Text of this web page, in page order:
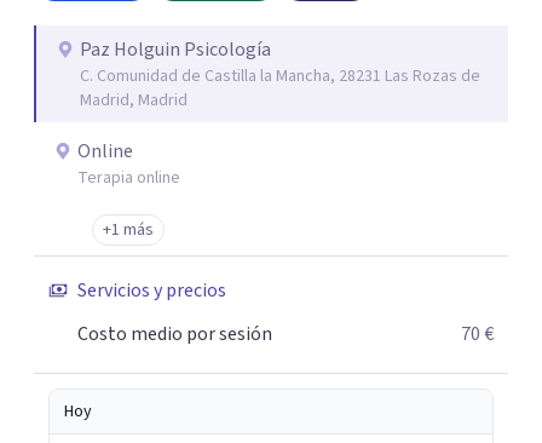
Paz Holguin Psicología
C. Comunidad de Castilla la Mancha, 28231 Las Rozas de
Madrid, Madrid
Online
Terapia online
+1 más
Servicios y precios
Costo medio por sesión
70 €
Hoy